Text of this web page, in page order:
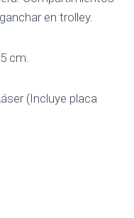
en trolley.
cm.
(Incluye placa